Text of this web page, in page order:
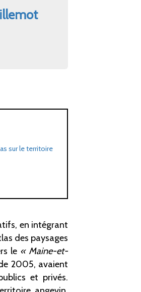
sur le territoire
en intégrant
des paysages
le « Maine-et-
2005, avaient
et privés.